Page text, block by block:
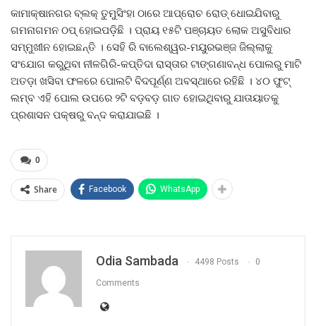
କାମାକ୍ଷାନଗର ବ୍ଲକ୍‌ ତୁମୁସିଂହା ଠାରେ ଆପ୍ରୋଚ ରୋଡ୍‌ ଧୋଇଯିବାରୁ
ଗମନାଗମନ ଠପ୍‌ ହୋଇପଡ଼ିଛି । ପ୍ରାୟ ୧୫ଟି ପଞ୍ଚାୟତ ଲୋକ ଅସୁବିଧାର
ସମ୍ମୁଖୀନ ହୋଇଛନ୍ତି । ସେହି ରି ବାଲେଶ୍ୱର-ମୟୁରଭଞ୍ଜ ଜିଲ୍ଲାକୁ
ସଂଯୋଗ କରୁଥିବା ନୀଳଗିରି-କପ୍ତିଦା ରାସ୍ତାର ଟାଙ୍ଗଣାବନ୍ଧ ପୋଲରୁ ମାଟି
ଅତଡ଼ା ଖସିବା ଫଳରେ ପୋଲଟି ବିଦପୂର୍ଣ୍ଣ ଅବସ୍ଥାରେ ରହିଛି । ୪୦ ଫୁଟ୍‌
ଲମ୍ବ ଏହି ପୋଲ ଉପରେ ୨ଟି ବଡ଼ବଡ଼ ଗାତ ହୋଇଥିବାରୁ ଯାତାୟାତକୁ
ପ୍ରଶାସନ ପକ୍ଷରୁ ବନ୍ଦ କରାଯାଇଛି ।
0
Share Facebook WhatsApp
Odia Sambada 4498 Posts 0
Comments